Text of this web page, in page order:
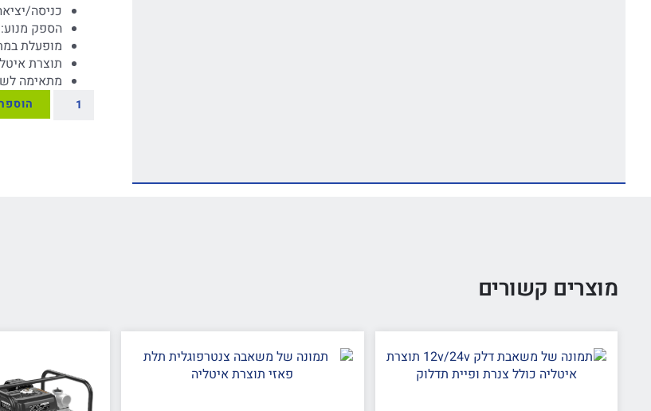
כניסה/יציאה: 2 אינץ', מאפשר זרימה גבוהה והגברת
הספק מנוע: 1 כוח סוס, מספק כוח מרבי להפעלת המשאבה
מופעלת
תוצרת
מתאימה
מוצרים קשורים